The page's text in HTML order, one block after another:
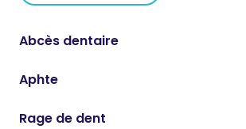
Abcès dentaire
Aphte
Rage de dent